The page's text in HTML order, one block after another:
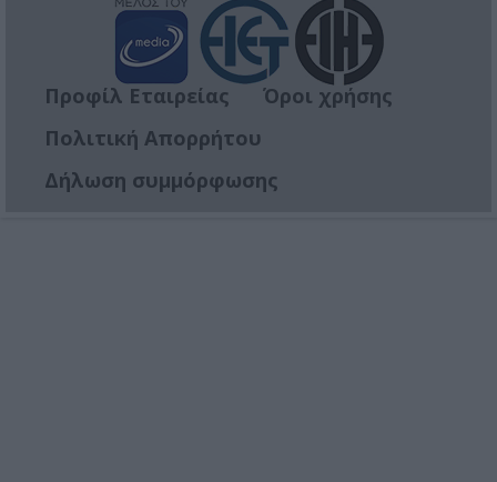
Προφίλ Εταιρείας
Όροι χρήσης
Πολιτική Απορρήτου
Δήλωση συμμόρφωσης